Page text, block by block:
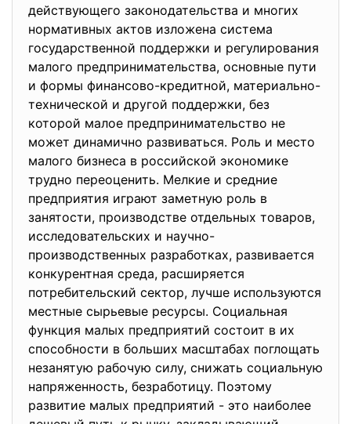
действующего законодательства и многих
нормативных актов изложена система
государственной поддержки и регулирования
малого предпринимательства, основные пути
и формы финансово-кредитной, материально-
технической и другой поддержки, без
которой малое предпринимательство не
может динамично развиваться. Роль и место
малого бизнеса в российской экономике
трудно переоценить. Мелкие и средние
предприятия играют заметную роль в
занятости, производстве отдельных товаров,
исследовательских и научно-
производственных разработках, развивается
конкурентная среда, расширяется
потребительский сектор, лучше используются
местные сырьевые ресурсы. Социальная
функция малых предприятий состоит в их
способности в больших масштабах поглощать
незанятую рабочую силу, снижать социальную
напряженность, безработицу. Поэтому
развитие малых предприятий - это наиболее